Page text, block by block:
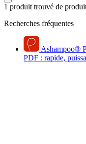
1 produit trouvé de
Recherches fréquentes
Ashampoo®
PDF : rapide,